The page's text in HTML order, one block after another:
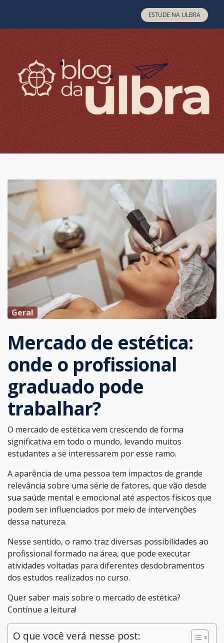
ESTUDE NA ULBRA
Geral
Mercado de estética:
onde o profissional
graduado pode
trabalhar?
O mercado de estética vem crescendo de forma
significativa em todo o mundo, levando muitos
estudantes a se interessarem por esse ramo.
A aparência de uma pessoa tem impactos de grande
relevância sobre uma série de fatores, que vão desde
sua saúde mental e emocional até aspectos físicos que
podem ser influenciados por meio de intervenções
dessa natureza.
Nesse sentido, o ramo traz diversas possibilidades ao
profissional formado na área, que pode executar
atividades voltadas para diferentes desdobramentos
dos estudos realizados no curso.
Quer saber mais sobre o mercado de estética?
Continue a leitura!
O que você verá nesse post: